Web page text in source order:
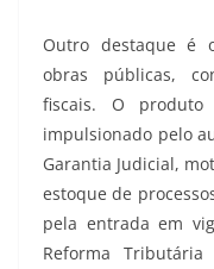
Outro destaque é
obras públicas,
fiscais. O produto
impulsionado pelo
Garantia Judicial,
estoque de
pela entrada em
Reforma